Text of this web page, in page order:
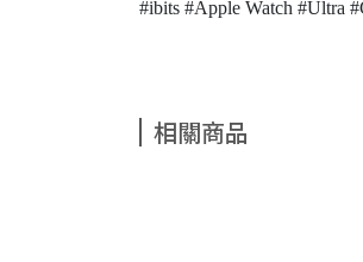
#ibits #Apple Watch #Ultra
相關商品